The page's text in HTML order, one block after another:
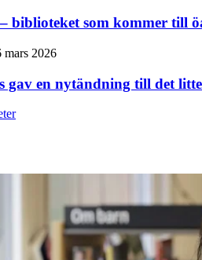
biblioteket som kommer till
mars 2026
gav en nytändning till det